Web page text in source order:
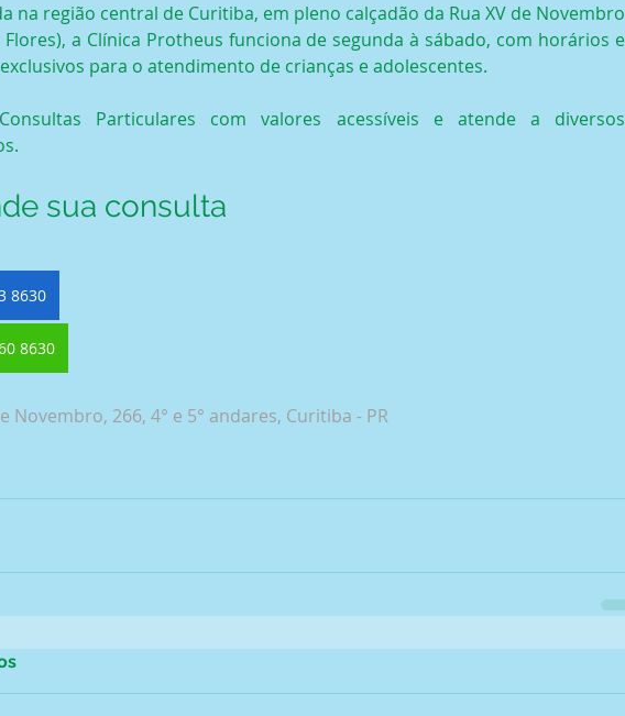
na região central de Curitiba, em pleno calçadão da Rua XV de Novembro
Flores), a Clínica Protheus funciona de segunda à sábado, com horários e
para o atendimento de crianças e adolescentes.
Particulares com valores acessíveis e atende a diversos
sua consulta
8630
8630
Novembro, 266, 4° e 5° andares, Curitiba - PR